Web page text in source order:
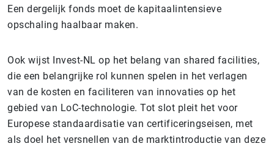
Een dergelijk fonds moet de kapitaalintensieve
opschaling haalbaar maken.
Ook wijst Invest-NL op het belang van shared facilities,
die een belangrijke rol kunnen spelen in het verlagen
van de kosten en faciliteren van innovaties op het
gebied van LoC-technologie. Tot slot pleit het voor
Europese standaardisatie van certificeringseisen, met
als doel het versnellen van de marktintroductie van deze